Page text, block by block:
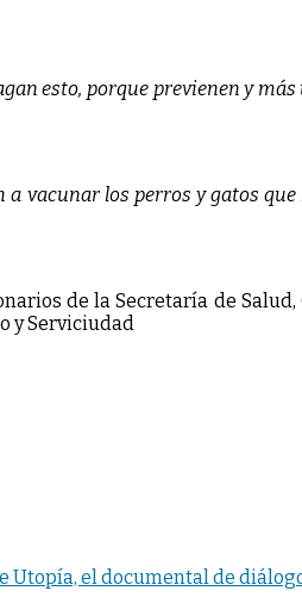
esto, porque previenen y
vacunar los perros y gatos
de la Secretaría de
y Serviciudad
Utopía, el documental de